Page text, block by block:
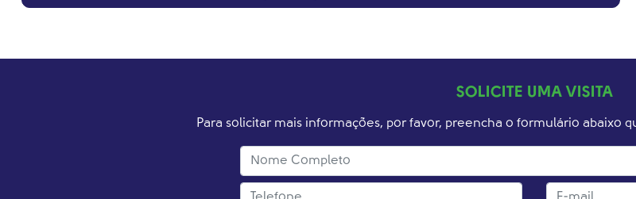
SOLICITE UMA VISITA
Para solicitar mais informações, por favor, preencha o formulário abaixo